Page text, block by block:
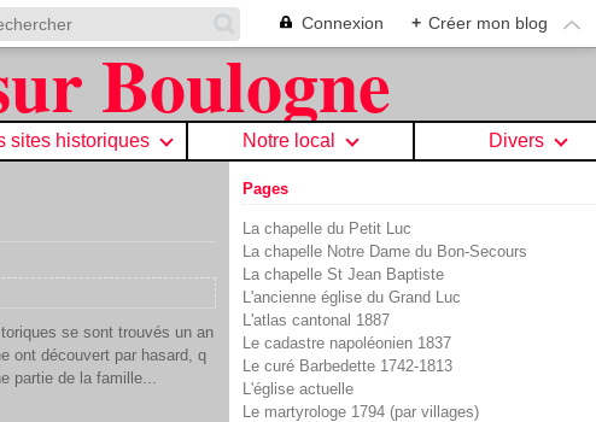
Connexion + Créer mon blog
sites historiques Notre local Divers
se sont trouvés un an
ont découvert par hasard, q
partie de la famille...
Pages
La chapelle du Petit Luc
La chapelle Notre Dame du Bon-Secours
La chapelle St Jean Baptiste
L'ancienne église du Grand Luc
L'atlas cantonal 1887
Le cadastre napoléonien 1837
Le curé Barbedette 1742-1813
L'église actuelle
Le martyrologe 1794 (par villages)